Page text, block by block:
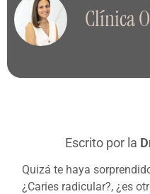
Clínica
Escrito por la
Quizá te haya
¿Caries radicular?, ¿es